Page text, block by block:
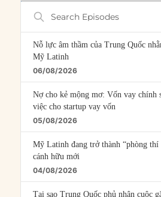
Search
Episodes
Nỗ lực âm thầm của Trung Quốc
Mỹ Latinh
06/08/2026
Nợ cho kẻ mộng mơ: Vốn vay chính
việc cho startup vay vốn
05/08/2026
Mỹ Latinh đang trở thành “phòng thí
cánh hữu mới
04/08/2026
Tại sao Trung Quốc phủ nhận cuộc